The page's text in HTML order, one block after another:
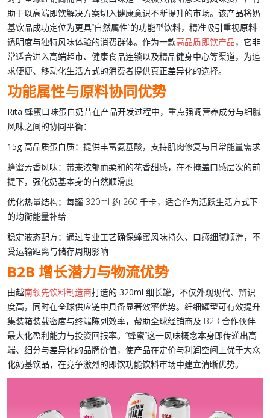
助于以高端即饮解决方案切入健康意识不断提升的市场。该产品将奶
基饮品成功定位为更具“自然属性”的功能型饮料，精准吸引重视原料
透明度与独特风味体验的消费群体。作为一款高品质即饮产品，它非
常适合进入高端超市、健康食品连锁以及精品健身中心等渠道，为追
求便捷、移动化生活方式的消费者提供真正差异化的选择。
功能属性与原料协同优势
Rita 蜂蜜口味蛋白奶昔在产品开发过程中，重点强调营养成分与细腻
风味之间的协同平衡：
15g 高品质蛋白质：提供丰富氨基酸，支持肌肉修复与日常能量需求
蜂蜜芳香风味：带来浓郁而柔和的花香甜感，在不掩盖口感层次的前
提下，强化奶基本身的自然顺滑度
优化热量结构：每罐 320ml 约 260 千卡，适合作为活跃生活方式下
的均衡能量补给
稳定液态配方：通过专业工艺确保蜂蜜风味持久、口感细腻顺滑，不
受运输距离与储存周期影响
B2B 增长潜力与物流优势
由越南领先饮料制造商打造的 320ml 细长罐，不仅外观现代、辨识
度高，同时在全球供应链中具备显著效率优势。纤细罐型可有效提升
集装箱装载密度与终端陈列效率，帮助全球经销商及 B2B 合作伙伴
最大化盈利能力与投资回报率。“蜂蜜”这一风味概念本身即传递出高
端、细分与差异化的品牌价值，使产品在定价与利润空间上优于大众
化奶基饮品，在竞争激烈的即饮功能饮料市场中建立清晰优势。